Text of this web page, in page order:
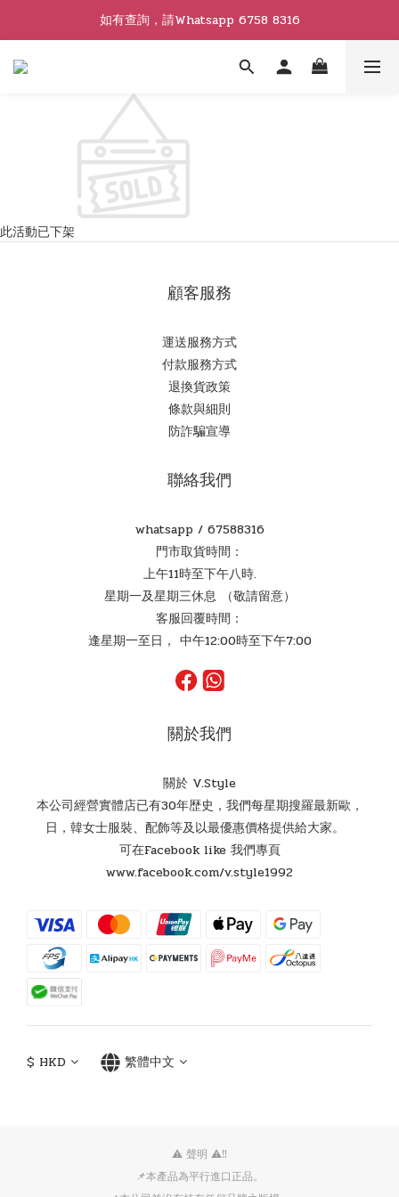
如有查詢，請Whatsapp 6758 8316
此活動已下架
顧客服務
運送服務方式
付款服務方式
退換貨政策
條款與細則
防詐騙宣導
聯絡我們
whatsapp / 67588316
門市取貨時間：
上午11時至下午八時.
星期一及星期三休息 （敬請留意）
客服回覆時間：
逢星期一至日， 中午12:00時至下午7:00
關於我們
關於 V.Style
本公司經營實體店已有30年歴史，我們每星期搜羅最新歐，
日，韓女士服裝、配飾等及以最優惠價格提供給大家。
可在Facebook like 我們專頁
www.facebook.com/v.style1992
$ HKD 繁體中文
⚠️ 聲明 ⚠️‼️
📌本產品為平行進口正品。